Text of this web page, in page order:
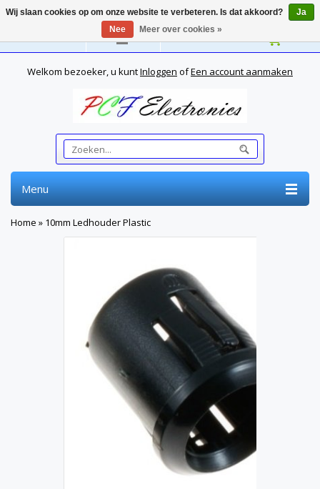
Nederlands
Welkom bezoeker, u kuntInloggen ofEen account aanmaken
Menu
Home » 10mm Ledhouder Plastic
Wij slaan cookies op om onze website te verbeteren. Is dat akkoord?
Ja
Nee
Meer over cookies »